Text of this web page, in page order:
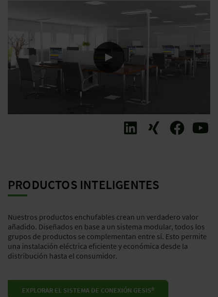
PRODUCTOS INTELIGENTES
Nuestros productos enchufables crean un verdadero valor
añadido. Diseñados en base a un sistema modular, todos los
grupos de productos se complementan entre sí. Esto permite
una instalación eléctrica eficiente y económica desde la
distribución hasta el consumidor.
EXPLORAR EL SISTEMA DE CONEXIÓN GESIS®